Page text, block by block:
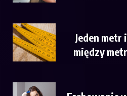
Jeden metr
między